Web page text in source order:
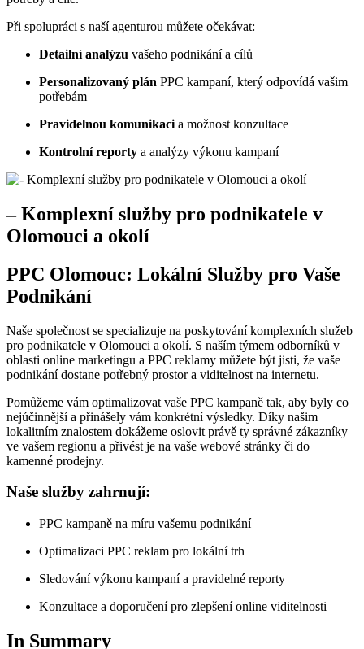
Při spolupráci s naší agenturou můžete očekávat:
Detailní analýzu vašeho podnikání a cílů
Personalizovaný plán PPC kampaní, který odpovídá vašim
potřebám
Pravidelnou komunikaci a možnost konzultace
Kontrolní reporty a analýzy výkonu kampaní
– Komplexní služby pro podnikatele v
Olomouci a okolí
PPC Olomouc: Lokální Služby pro Vaše
Podnikání
Naše společnost se specializuje na poskytování komplexních služeb
pro podnikatele v Olomouci a okolí. S naším týmem odborníků v
oblasti online marketingu a PPC reklamy můžete být jisti, že vaše
podnikání dostane potřebný prostor a viditelnost na internetu.
Pomůžeme vám optimalizovat vaše PPC kampaně tak, aby byly co
nejúčinnější a přinášely vám konkrétní výsledky. Díky našim
lokalitním znalostem dokážeme oslovit právě ty správné zákazníky
ve vašem regionu a přivést je na vaše webové stránky či do
kamenné prodejny.
Naše služby zahrnují:
PPC kampaně na míru vašemu podnikání
Optimalizaci PPC reklam pro lokální trh
Sledování výkonu kampaní a pravidelné reporty
Konzultace a doporučení pro zlepšení online viditelnosti
In Summary